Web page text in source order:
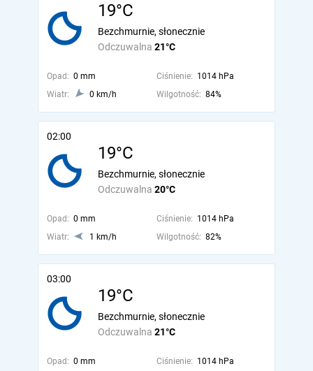
19°C
Odczuwalna 21°C
Bezchmurnie, słonecznie
Opad: 0 mm Ciśnienie: 1014 hPa
Wiatr:
0 km/h Wilgotność: 84%
02:00
19°C
Odczuwalna 20°C
Bezchmurnie, słonecznie
Opad: 0 mm Ciśnienie: 1014 hPa
Wiatr:
1 km/h Wilgotność: 82%
03:00
19°C
Odczuwalna 21°C
Bezchmurnie, słonecznie
Opad: 0 mm Ciśnienie: 1014 hPa